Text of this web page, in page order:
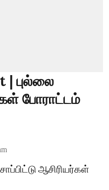
| புல்லை
போராட்டம்
ஆசிரியர்கள்